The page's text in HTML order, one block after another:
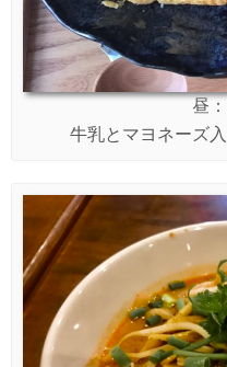
昼
牛乳とマヨネーズ